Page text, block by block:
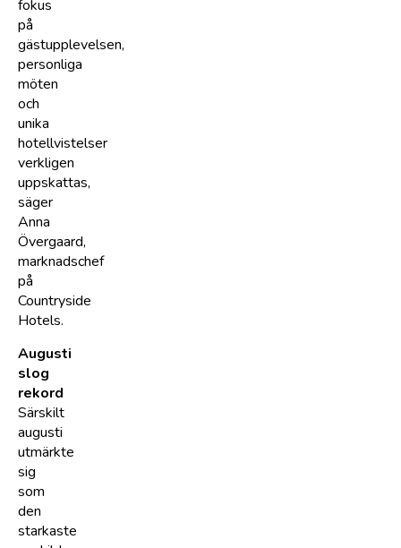
fokus
på
gästupplevelsen,
personliga
möten
och
unika
hotellvistelser
verkligen
uppskattas,
säger
Anna
Övergaard,
marknadschef
på
Countryside
Hotels.
Augusti
slog
rekord
Särskilt
augusti
utmärkte
sig
som
den
starkaste